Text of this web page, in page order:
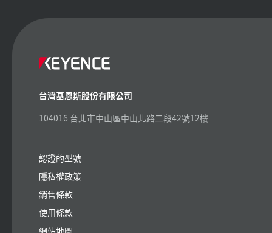
台灣基恩斯股份有限公司
104016 台北市中山區中山北路二段42號12樓
認證的型號
隱私權政策
銷售條款
使用條款
網站地圖